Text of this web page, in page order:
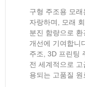
구형 주조용 모
자랑하며, 모래
분진 함량으로
개선에 기여합니
주조, 3D 프린팅
전 세계적으로
용되는 고품질 원